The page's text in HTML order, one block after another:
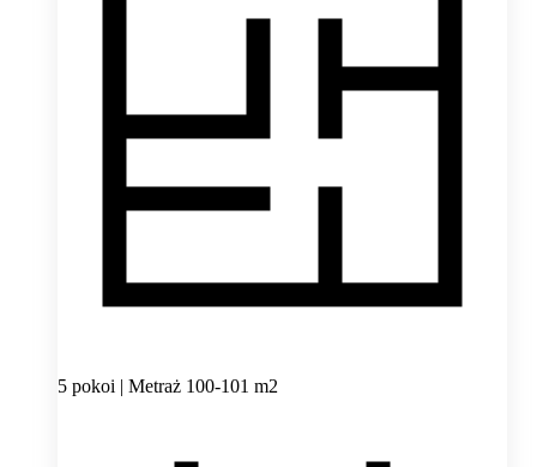
5 pokoi | Metraż 100-101 m2